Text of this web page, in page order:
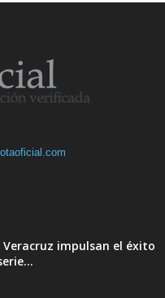
Veracruz impulsan el éxito